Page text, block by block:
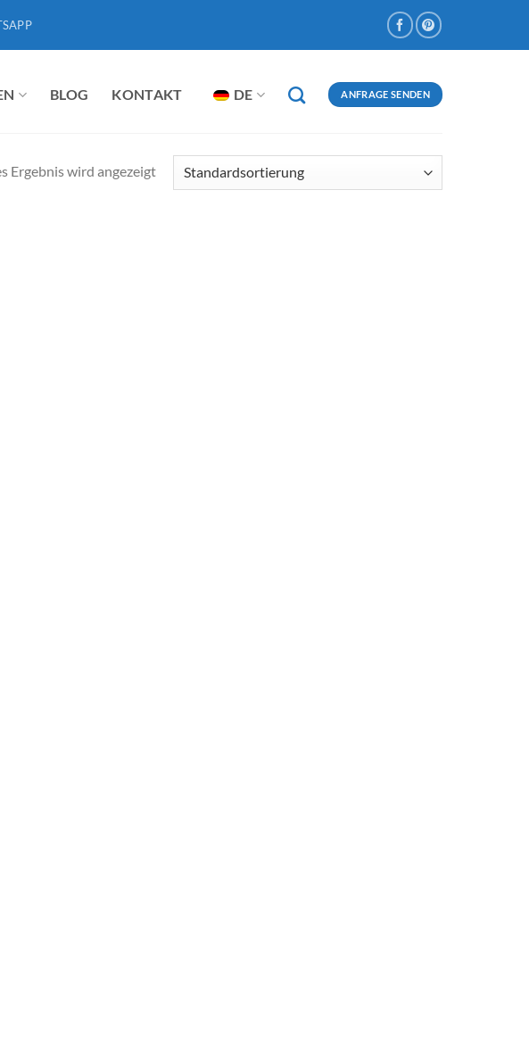
BLOG KONTAKT DE ANFRAGE SENDEN
Ergebnis wird angezeigt